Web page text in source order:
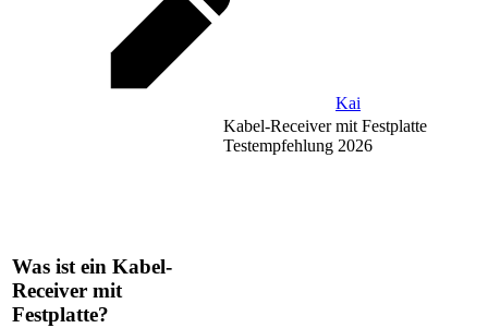
Kai
Was ist ein Kabel-
Receiver mit
Festplatte?
Kabel-Receiver mit Festplatte
Testempfehlung 2026